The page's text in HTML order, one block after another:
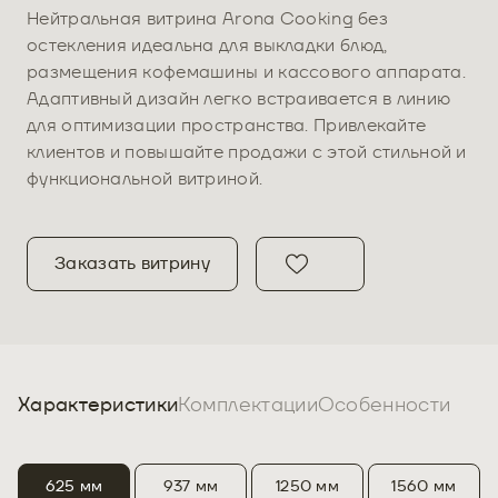
Нейтральная витрина Arona Cooking без
остекления идеальна для выкладки блюд,
размещения кофемашины и кассового аппарата.
Адаптивный дизайн легко встраивается в линию
для оптимизации пространства. Привлекайте
клиентов и повышайте продажи с этой стильной и
функциональной витриной.
Заказать витрину
ХарактеристикиКомплектацииОсобенности
625 мм 937 мм 1250 мм 1560 мм